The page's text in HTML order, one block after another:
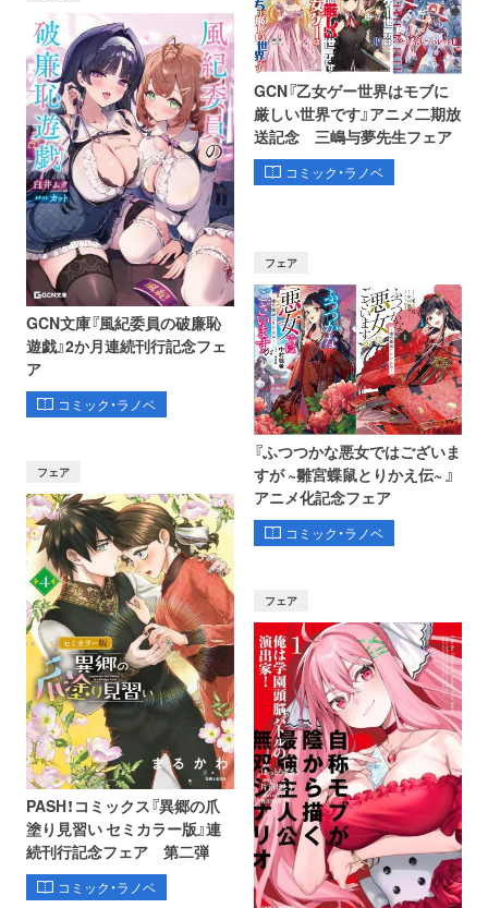
GCN文庫『風紀委員の破廉恥
遊戯』2か月連続刊行記念フェ
ア
コミック・ラノベ
GCN『乙女ゲー世界はモブに
厳しい世界です』アニメ二期放
送記念 三嶋与夢先生フェア
コミック・ラノベ
フェア
PASH！コミックス『異郷の爪
塗り見習い セミカラー版』連
続刊行記念フェア 第二弾
コミック・ラノベ
フェア
『ふつつかな悪女ではございま
すが ~雛宮蝶鼠とりかえ伝~ 』
アニメ化記念フェア
コミック・ラノベ
フェア